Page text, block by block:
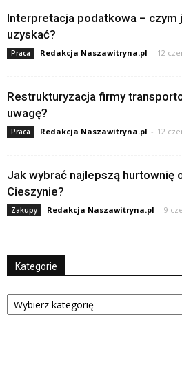
Interpretacja podatkowa – czym
uzyskać?
Praca Redakcja Naszawitryna.pl - 12
Restrukturyzacja firmy
uwagę?
Praca Redakcja Naszawitryna.pl - 12
Jak wybrać najlepszą hurtownię
Cieszynie?
Zakupy Redakcja Naszawitryna.pl - 9
Kategorie
Kategorie